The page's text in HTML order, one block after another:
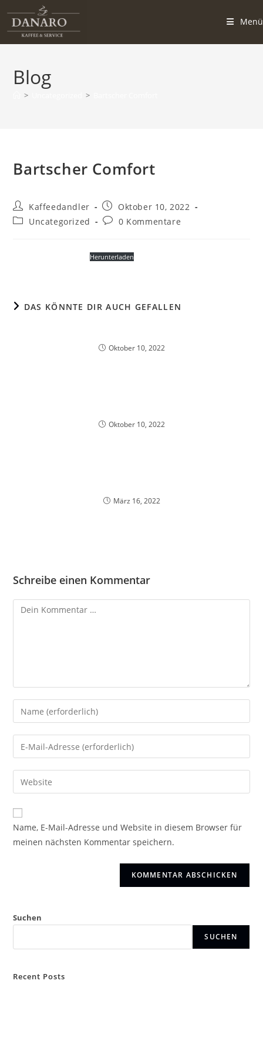
Inhalt
springen
Menü
Blog
> >
Bartscher Comfort
Beitrags-
Autor:
Kaffeedandler
Beitrag
veröffentlicht:
Oktober 10, 2022
Beitrags-
Uncategorized
Beitrags-
0 Kommentare
Herunterladen
DAS KÖNNTE DIR AUCH GEFALLEN
Oktober 10, 2022
Oktober 10, 2022
März 16, 2022
Schreibe einen Kommentar
Kommentar
Gib
deinen
Namen
oder
zum
Kommentieren
ein
Gib
deine
E-
Mail-
zum
Kommentieren
ein
Gib
deine
Website-
URL
Name, E-Mail-Adresse und Website in diesem Browser für
meinen nächsten Kommentar speichern.
Suchen
SUCHEN
Recent Posts